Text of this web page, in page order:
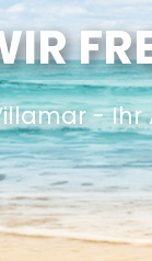
- Ihr